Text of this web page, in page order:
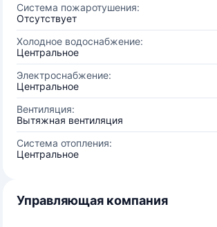
Система пожаротушения:
Отсутствует
Холодное водоснабжение:
Центральное
Электроснабжение:
Центральное
Вентиляция:
Вытяжная вентиляция
Система отопления:
Центральное
Управляющая компания